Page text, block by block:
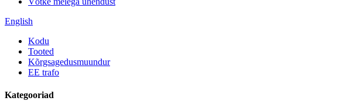
English
Kodu
Tooted
Kõrgsagedusmuundur
EE trafo
Kategooriad